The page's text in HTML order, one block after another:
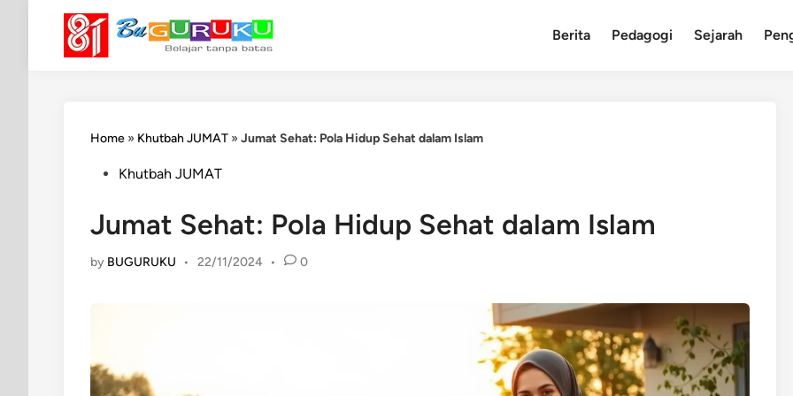
content
Berita Pedagogi Sejarah
Home » Khutbah JUMAT »Jumat Sehat: Pola Hidup Sehat dalam Islam
PostedKhutbah JUMAT
Jumat Sehat: Pola Hidup Sehat dalam Islam
by BUGURUKU • 22/11/2024 • 0